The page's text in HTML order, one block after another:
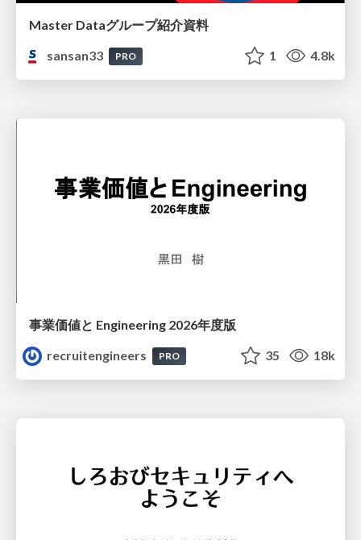
Master Dataグループ紹介資料
sansan33
PRO 1 4.8k
事業価値と Engineering 2026年度版
recruitengineers
PRO 35 18k